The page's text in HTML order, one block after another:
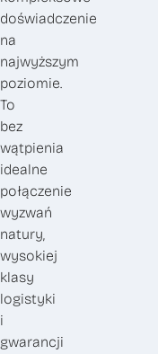
doświadczenie
na
najwyższym
poziomie.
To
bez
wątpienia
idealne
połączenie
wyzwań
natury,
wysokiej
klasy
logistyki
i
gwarancji